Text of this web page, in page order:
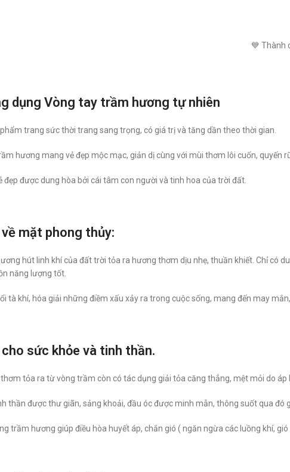
💙 Thành
dụng Vòng tay trầm hương tự nhiên
trang sức thời trang sang trọng, có giá trị và tăng dần theo thời gian.
hương mang vẻ đẹp mộc mạc, giản dị cùng với mùi thơm lôi cuốn,
đẹp được dung hòa bởi cái tâm con người và tinh hoa của trời đất.
mặt phong thủy:
hút linh khí của đất trời tỏa ra hương thơm dịu nhẹ, thuần khiết. Chỉ có
năng lượng tốt.
tà khí, hóa giải những điềm xấu xảy ra trong cuộc sống, mang đến may
sức khỏe và tinh thần.
tỏa ra từ vòng trầm còn có tác dụng giải tỏa căng thẳng, mệt mỏi do áp
thần được thư giãn, sảng khoải, đầu óc được minh mẫn, thông suốt qua đó
trầm hương giúp điều hòa huyết áp, chắn gió ( ngăn ngừa các luồng khí, gió